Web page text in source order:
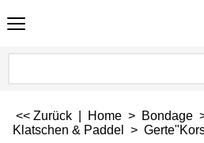
<< Zurück Home > Bondage
Klatschen & Paddel
>